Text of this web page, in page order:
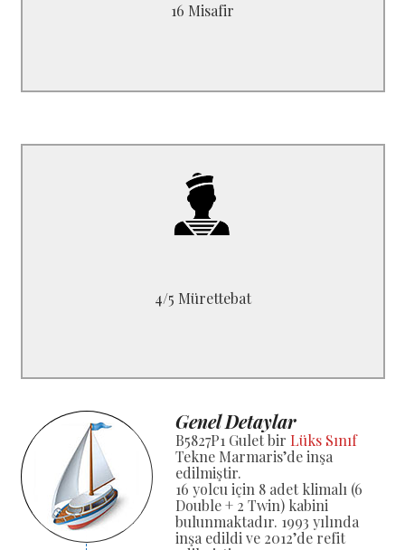
16 Misafir
4/5 Mürettebat
B5827P1
1 Kaptan, 1 Aşçı<br>
1 Gemici ve / veya 1 Denizci
Genel Detaylar
B5827P1 Gulet bir Lüks Sınıf
Tekne Marmaris’de inşa
edilmiştir.
16 yolcu için 8 adet klimalı (6
Double + 2 Twin) kabini
bulunmaktadır. 1993 yılında
inşa edildi ve 2012’de refit